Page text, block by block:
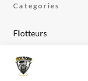
Categories
Flotteurs
Montage de ligne